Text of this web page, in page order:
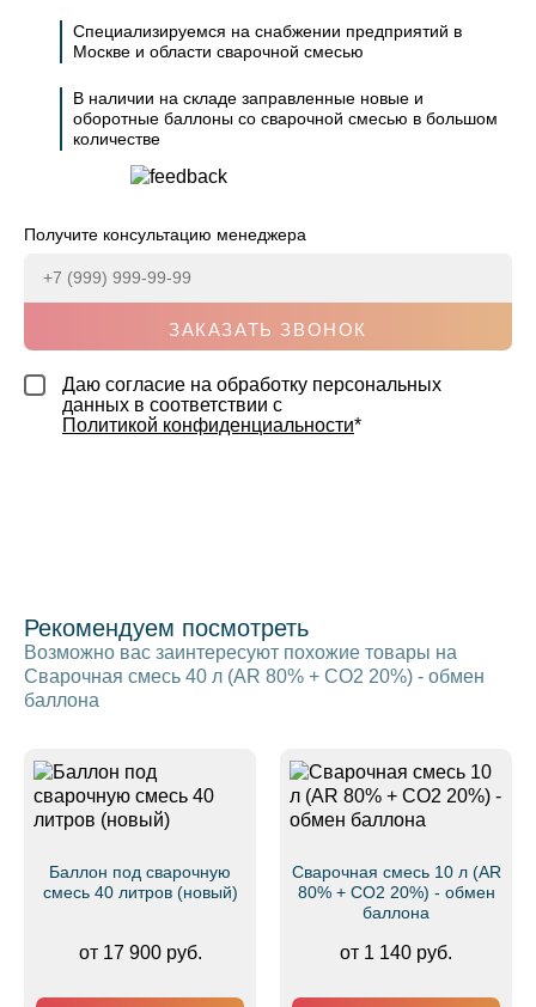
Специализируемся на снабжении предприятий в
Москве и области сварочной смесью
В наличии на складе заправленные новые и
оборотные баллоны со сварочной смесью в большом
количестве
Получите консультацию менеджера
ЗАКАЗАТЬ ЗВОНОК
Даю согласие на обработку персональных
данных в соответствии с
Политикой конфиденциальности*
Рекомендуем посмотреть
Возможно вас заинтересуют похожие товары на
Сварочная смесь 40 л (AR 80% + CO2 20%) - обмен
баллона
Баллон под сварочную
смесь 40 литров (новый)
от 17 900 руб.
Сварочная смесь 10 л (AR
80% + CO2 20%) - обмен
баллона
от 1 140 руб.